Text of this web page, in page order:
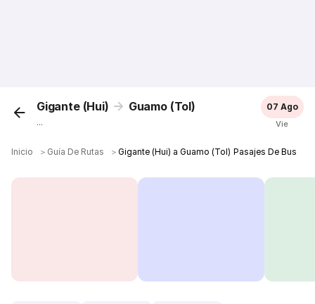
Gigante (Hui) Guamo (Tol)
...
07 Ago
Vie
Inicio ＞ Guía De Rutas ＞Gigante (Hui) a Guamo (Tol) Pasajes De Bus